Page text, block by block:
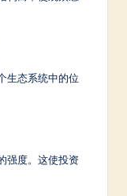
生态系统中的位
强度。这使投资